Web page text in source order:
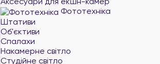
Фототехніка
Штативи
Об'єктиви
Спалахи
Накамерне світло
Студійне світло